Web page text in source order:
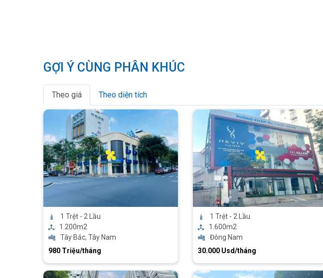
GỢI Ý CÙNG PHÂN KHÚC
Theo giá Theo diện tích
1 Trệt - 2 Lầu
1.200m2
Tây Bắc, Tây Nam
980 Triệu/tháng
1 Trệt - 2 Lầu
1.600m2
Đông Nam
30.000 Usd/tháng